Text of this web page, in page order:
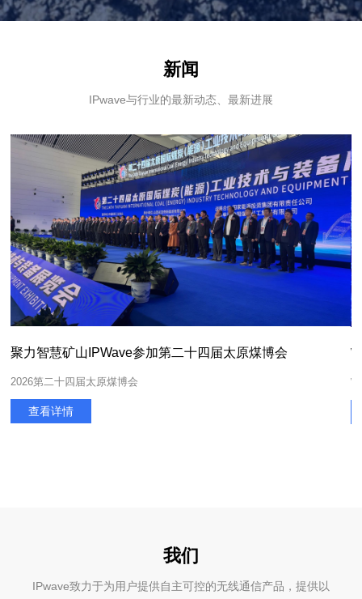
新闻
IPwave与行业的最新动态、最新进展
聚力智慧矿山IPWave参加第二十四届太原煤博会
2026第二十四届太原煤博会
查看详情
我们
IPwave致力于为用户提供自主可控的无线通信产品，提供以